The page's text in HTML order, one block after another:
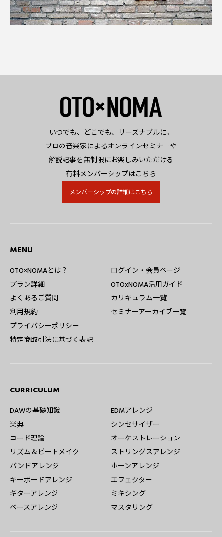
いつでも、どこでも、リーズナブルに。
プロの音楽家によるオンラインセミナーや
解説記事を無制限にお楽しみいただける
有料メンバーシップはこちら
メンバーシップの詳細はこちら
MENU
OTO×NOMAとは？
プラン詳細
よくあるご質問
利用規約
プライバシーポリシー
特定商取引法に基づく表記
ログイン・会員ページ
OTOxNOMA活用ガイド
カリキュラム一覧
セミナーアーカイブ一覧
CURRICULUM
DAWの基礎知識
楽典
コード理論
リズム＆ビートメイク
バンドアレンジ
キーボードアレンジ
ギターアレンジ
ベースアレンジ
EDMアレンジ
シンセサイザー
オーケストレーション
ストリングスアレンジ
ホーンアレンジ
エフェクター
ミキシング
マスタリング